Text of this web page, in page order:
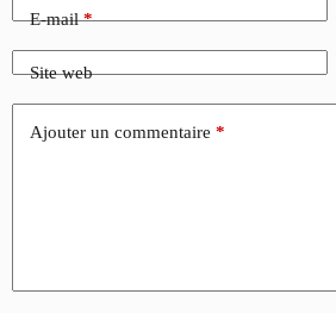
E-mail*
Site web
Ajouter un commentaire *